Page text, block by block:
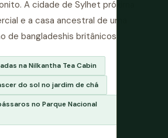
A cidade de Sylhet próxima
e a casa ancestral de uma
de bangladeshis britânicos.
na Nilkantha Tea Cabin
do sol no jardim de chá
no Parque Nacional